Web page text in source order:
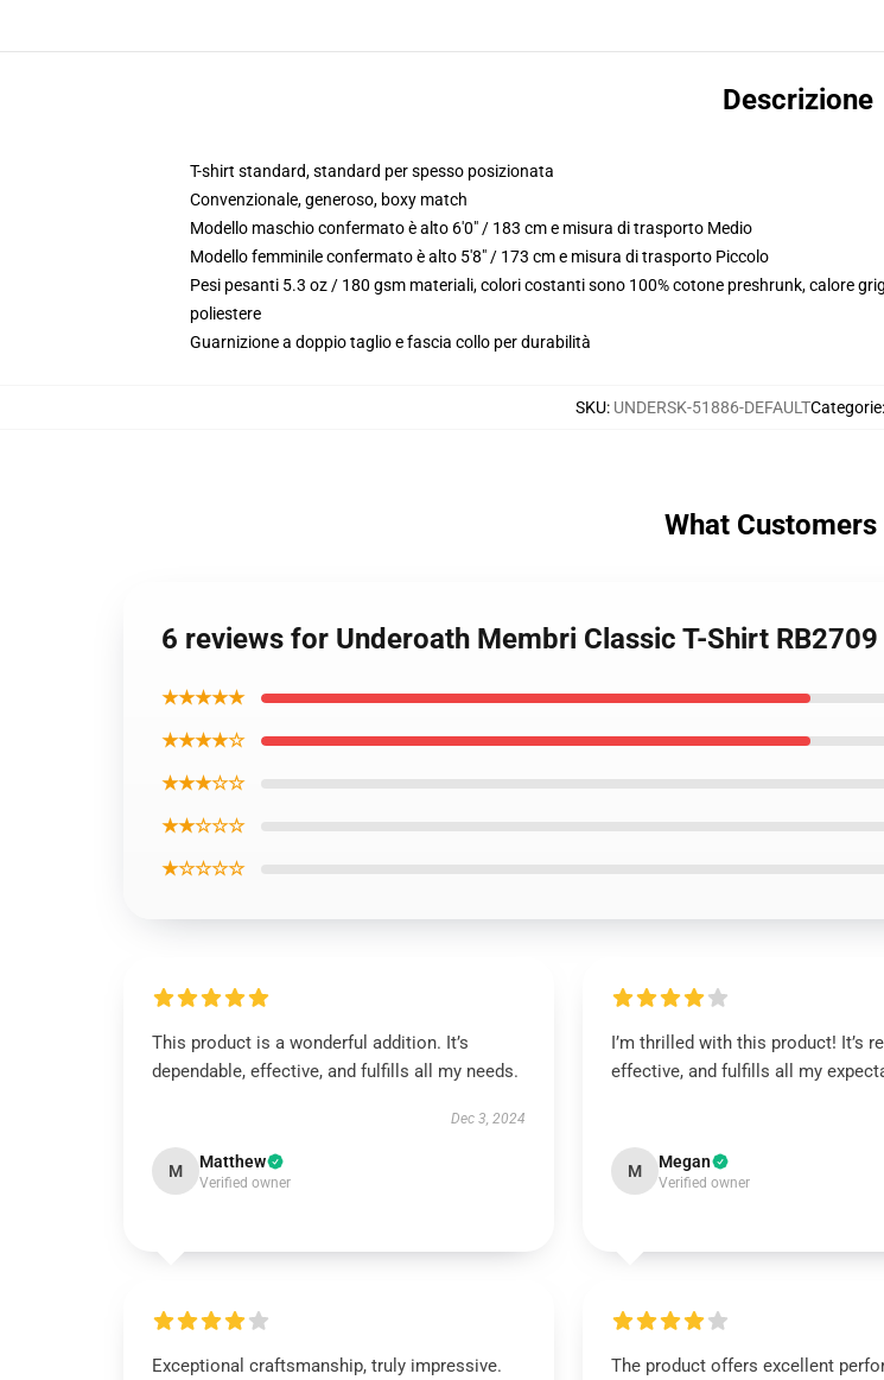
Descrizione
T-shirt standard, standard per spesso posizionata
Convenzionale, generoso, boxy match
Modello maschio confermato è alto 6'0" / 183 cm e misura di trasporto Medio
Modello femminile confermato è alto 5'8" / 173 cm e misura di trasporto Piccolo
Pesi pesanti 5.3 oz / 180 gsm materiali, colori costanti sono 100% cotone preshrunk, calore
poliestere
Guarnizione a doppio taglio e fascia collo per durabilità
SKU: UNDERSK-51886-DEFAULTCategorie:
What Customers
6 reviews for Underoath Membri Classic T-Shirt RB2709
★★★★★
★★★★☆
★★★☆☆
★★☆☆☆
★☆☆☆☆
This product is a wonderful addition. It’s
dependable, effective, and fulfills all my needs.
Dec 3, 2024
M Matthew
Verified owner
I’m thrilled with this product! It’s
effective, and fulfills all my
M Megan
Verified owner
Exceptional craftsmanship, truly impressive.
The product offers excellent